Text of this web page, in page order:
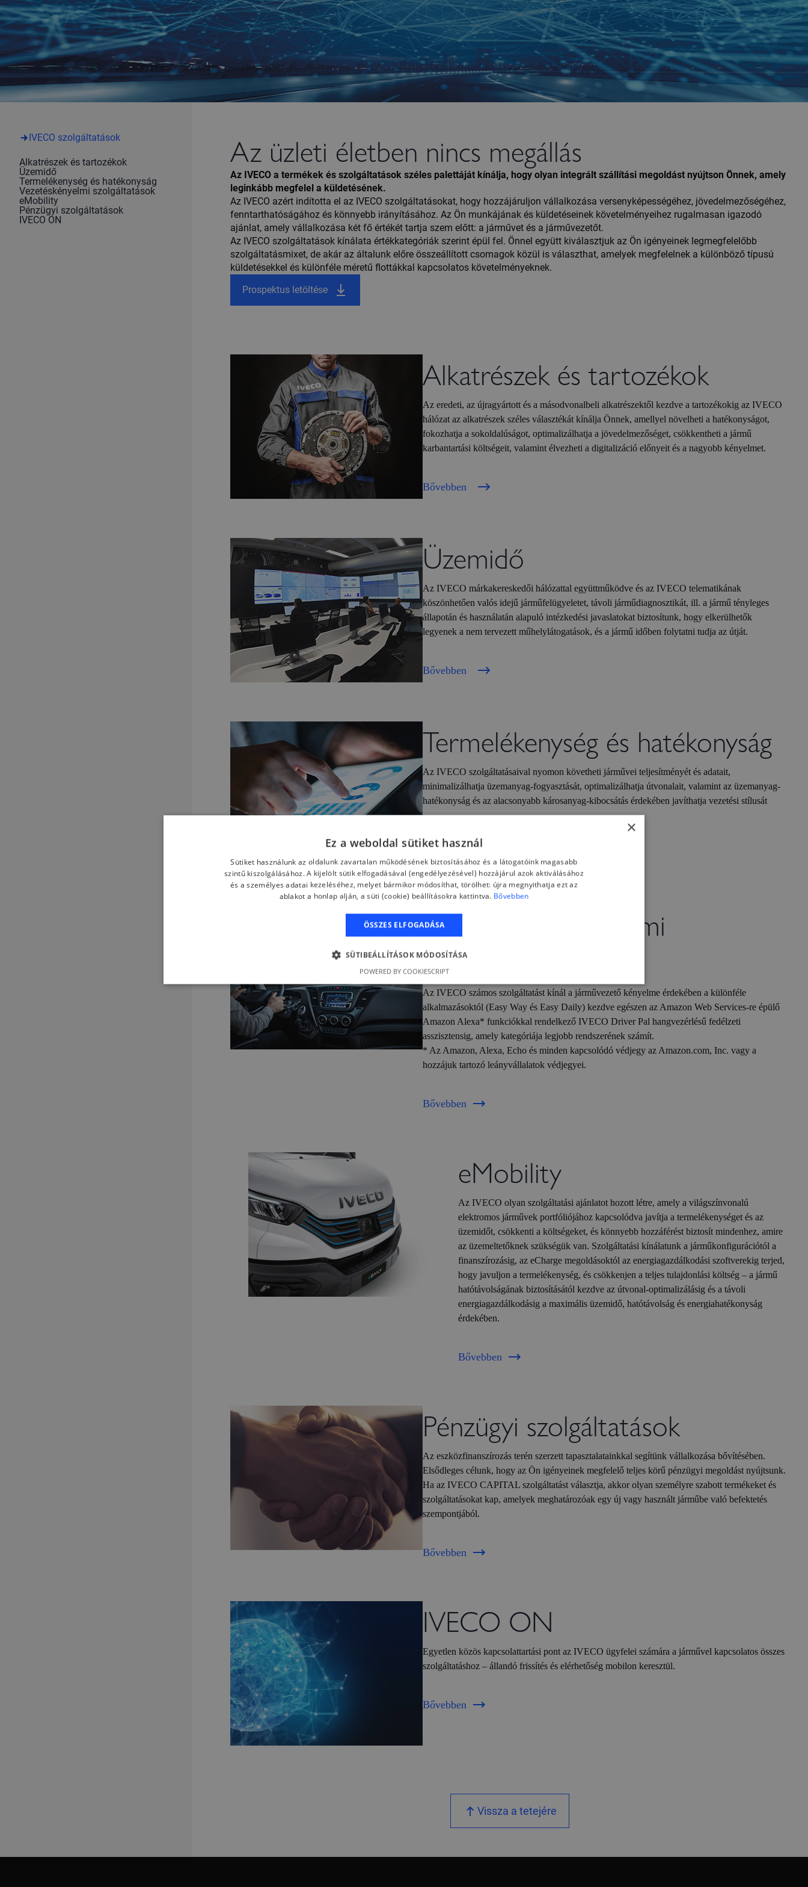
IVECO szolgáltatások
Alkatrészek és tartozékok
Üzemidő
Termelékenység és hatékonyság
Vezetéskényelmi szolgáltatások
eMobility
Pénzügyi szolgáltatások
IVECO ON
Az üzleti életben nincs megállás
Az IVECO a termékek és szolgáltatások széles palettáját kínálja, hogy olyan integrált szállítási megoldást nyújtson Önnek, amely
leginkább megfelel a küldetésének.
Az IVECO azért indította el az IVECO szolgáltatásokat, hogy hozzájáruljon vállalkozása versenyképességéhez, jövedelmezőségéhez,
fenntarthatóságához és könnyebb irányításához. Az Ön munkájának és küldetéseinek követelményeihez rugalmasan igazodó
ajánlat, amely vállalkozása két fő értékét tartja szem előtt: a járművet és a járművezetőt.
Az IVECO szolgáltatások kínálata értékkategóriák szerint épül fel. Önnel együtt kiválasztjuk az Ön igényeinek legmegfelelőbb
szolgáltatásmixet, de akár az általunk előre összeállított csomagok közül is választhat, amelyek megfelelnek a különböző típusú
küldetésekkel és különféle méretű flottákkal kapcsolatos követelményeknek.
Prospektus letöltése
Alkatrészek és tartozékok
Az eredeti, az újragyártott és a másodvonalbeli alkatrészektől kezdve a tartozékokig az IVECO
hálózat az alkatrészek széles választékát kínálja Önnek, amellyel növelheti a hatékonyságot,
fokozhatja a sokoldalúságot, optimalizálhatja a jövedelmezőséget, csökkentheti a jármű
karbantartási költségeit, valamint élvezheti a digitalizáció előnyeit és a nagyobb kényelmet.
Bővebben
Üzemidő
Az IVECO márkakereskedői hálózattal együttműködve és az IVECO telematikának
köszönhetően valós idejű járműfelügyeletet, távoli járműdiagnosztikát, ill. a jármű tényleges
állapotán és használatán alapuló intézkedési javaslatokat biztosítunk, hogy elkerülhetők
legyenek a nem tervezett műhelylátogatások, és a jármű időben folytatni tudja az útját.
Bővebben
Termelékenység és hatékonyság
Az IVECO szolgáltatásaival nyomon követheti járművei teljesítményét és adatait,
minimalizálhatja üzemanyag-fogyasztását, optimalizálhatja útvonalait, valamint az üzemanyag-
hatékonyság és az alacsonyabb károsanyag-kibocsátás érdekében javíthatja vezetési stílusát
Bővebben
Járművezető-kényelmi
szolgáltatások
Az IVECO számos szolgáltatást kínál a járművezető kényelme érdekében a különféle
alkalmazásoktól (Easy Way és Easy Daily) kezdve egészen az Amazon Web Services-re épülő
Amazon Alexa* funkciókkal rendelkező IVECO Driver Pal hangvezérlésű fedélzeti
asszisztensig, amely kategóriája legjobb rendszerének számít.
* Az Amazon, Alexa, Echo és minden kapcsolódó védjegy az Amazon.com, Inc. vagy a
hozzájuk tartozó leányvállalatok védjegyei.
Bővebben
eMobility
Az IVECO olyan szolgáltatási ajánlatot hozott létre, amely a világszínvonalú
elektromos járművek portfóliójához kapcsolódva javítja a termelékenységet és az
üzemidőt, csökkenti a költségeket, és könnyebb hozzáférést biztosít mindenhez, amire
az üzemeltetőknek szükségük van. Szolgáltatási kínálatunk a járműkonfigurációtól a
finanszírozásig, az eCharge megoldásoktól az energiagazdálkodási szoftverekig terjed,
hogy javuljon a termelékenység, és csökkenjen a teljes tulajdonlási költség – a jármű
hatótávolságának biztosításától kezdve az útvonal-optimalizálásig és a távoli
energiagazdálkodásig a maximális üzemidő, hatótávolság és energiahatékonyság
érdekében.
Bővebben
Pénzügyi szolgáltatások
Az eszközfinanszírozás terén szerzett tapasztalatainkkal segítünk vállalkozása bővítésében.
Elsődleges célunk, hogy az Ön igényeinek megfelelő teljes körű pénzügyi megoldást nyújtsunk.
Ha az IVECO CAPITAL szolgáltatást választja, akkor olyan személyre szabott termékeket és
szolgáltatásokat kap, amelyek meghatározóak egy új vagy használt járműbe való befektetés
szempontjából.
Bővebben
IVECO ON
Egyetlen közös kapcsolattartási pont az IVECO ügyfelei számára a járművel kapcsolatos összes
szolgáltatáshoz – állandó frissítés és elérhetőség mobilon keresztül.
Bővebben
Vissza a tetejére
×
Ez a weboldal sütiket használ
Sütiket használunk az oldalunk zavartalan működésének biztosításához és a látogatóink magasabb
szintű kiszolgálásához. A kijelölt sütik elfogadásával (engedélyezésével) hozzájárul azok aktiválásához
és a személyes adatai kezeléséhez, melyet bármikor módosíthat, törölhet: újra megnyithatja ezt az
ablakot a honlap alján, a süti (cookie) beállításokra kattintva. Bővebben
ÖSSZES ELFOGADÁSA
SÜTIBEÁLLÍTÁSOK MÓDOSÍTÁSA
POWERED BY COOKIESCRIPT